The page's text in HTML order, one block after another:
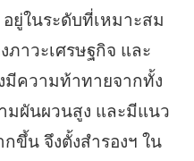
อยู่ในระดับที่เหมาะสม
ภาวะเศรษฐกิจ และ
มีความท้าทายจากทั้ง
มผันผวนสูง และมีแนว
ขึ้น จึงตั้งสำรองฯ ใน